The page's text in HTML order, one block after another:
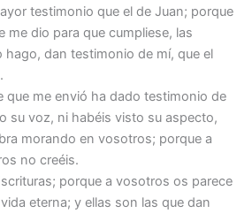
testimonio que el de Juan; porque
me dio para que cumpliese, las
hago, dan testimonio de mí, que el
que me envió ha dado testimonio de
su voz, ni habéis visto su aspecto,
morando en vosotros; porque a
no creéis.
porque a vosotros os parece
eterna; y ellas son las que dan